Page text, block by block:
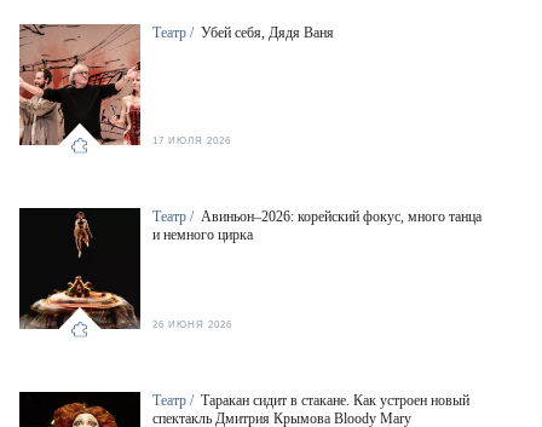
Театр / Убей себя, Дядя Ваня
17 ИЮЛЯ 2026
Театр / Авиньон–2026: корейский фокус, много танца
и немного цирка
26 ИЮНЯ 2026
Театр / Таракан сидит в стакане. Как устроен новый
спектакль Дмитрия Крымова Bloody Mary